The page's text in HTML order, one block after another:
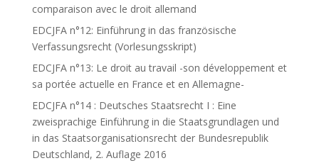
comparaison avec le droit allemand
EDCJFA n°12: Einführung in das französische
Verfassungsrecht (Vorlesungsskript)
EDCJFA n°13: Le droit au travail -son développement et
sa portée actuelle en France et en Allemagne-
EDCJFA n°14 : Deutsches Staatsrecht I : Eine
zweisprachige Einführung in die Staatsgrundlagen und
in das Staatsorganisationsrecht der Bundesrepublik
Deutschland, 2. Auflage 2016